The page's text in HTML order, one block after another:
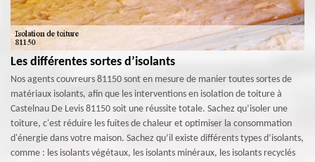
Les différentes sortes d’isolants
Nos agents couvreurs 81150 sont en mesure de manier toutes sortes de
matériaux isolants, afin que les interventions en isolation de toiture à
Castelnau De Levis 81150 soit une réussite totale. Sachez qu’isoler une
toiture, c'est réduire les fuites de chaleur et optimiser la consommation
d'énergie dans votre maison. Sachez qu’il existe différents types d’isolants,
comme : les isolants végétaux, les isolants minéraux, les isolants recyclés